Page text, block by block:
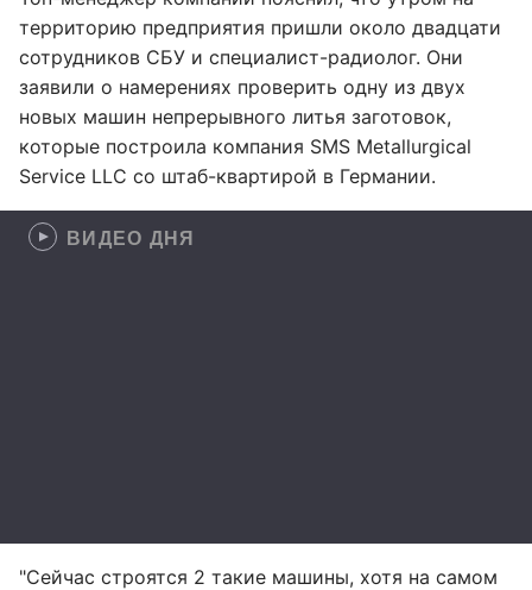
территорию предприятия пришли около двадцати
сотрудников СБУ и специалист-радиолог. Они
заявили о намерениях проверить одну из двух
новых машин непрерывного литья заготовок,
которые построила компания SMS Metallurgical
Service LLC со штаб-квартирой в Германии.
ВИДЕО ДНЯ
"Сейчас строятся 2 такие машины, хотя на самом